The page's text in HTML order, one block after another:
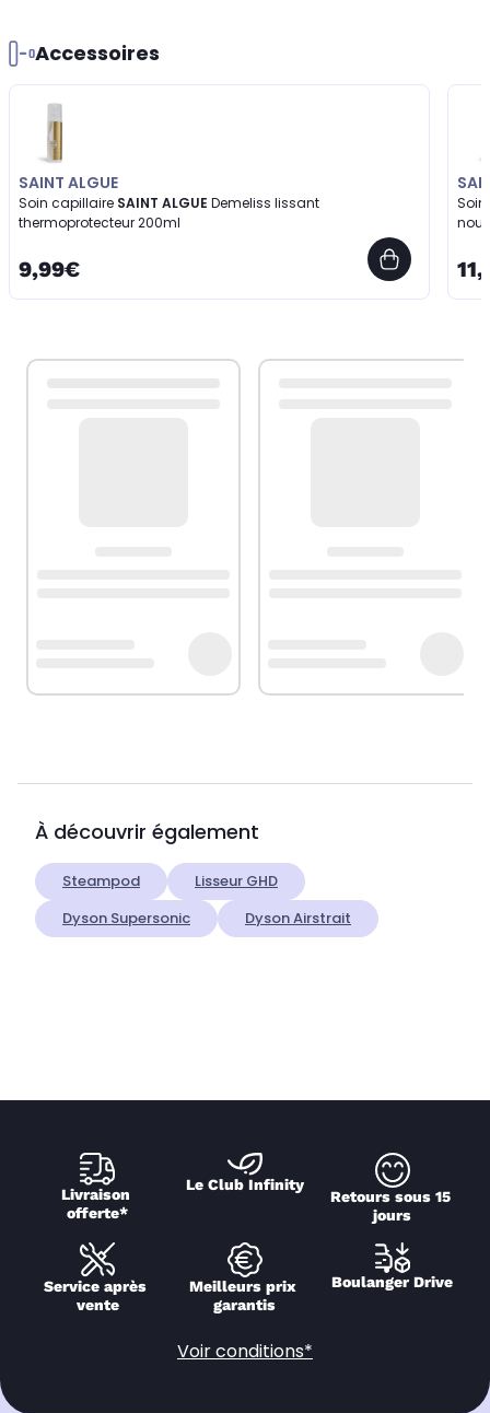
Accessoires
SAINT ALGUE
Soin capillaire SAINT ALGUE
thermoprotecteur 200ml
9,99€
À découvrir également
Steampod
Lisseur GHD
Dyson Supersonic
Dyson Airstrait
Livraison
offerte*
Le Club Infinity
Retours sous 15
jours
Service après
vente
Meilleurs prix
garantis
Boulanger Drive
Voir conditions*